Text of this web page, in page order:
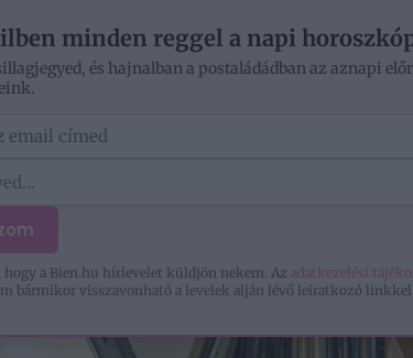
minden reggel a napi
és hajnalban a postaládádban az aznapi
a Bien.hu hírlevelet küldjön nekem. Az adatkezelési
bármikor visszavonható a levelek alján lévő leiratkozó linkkel.